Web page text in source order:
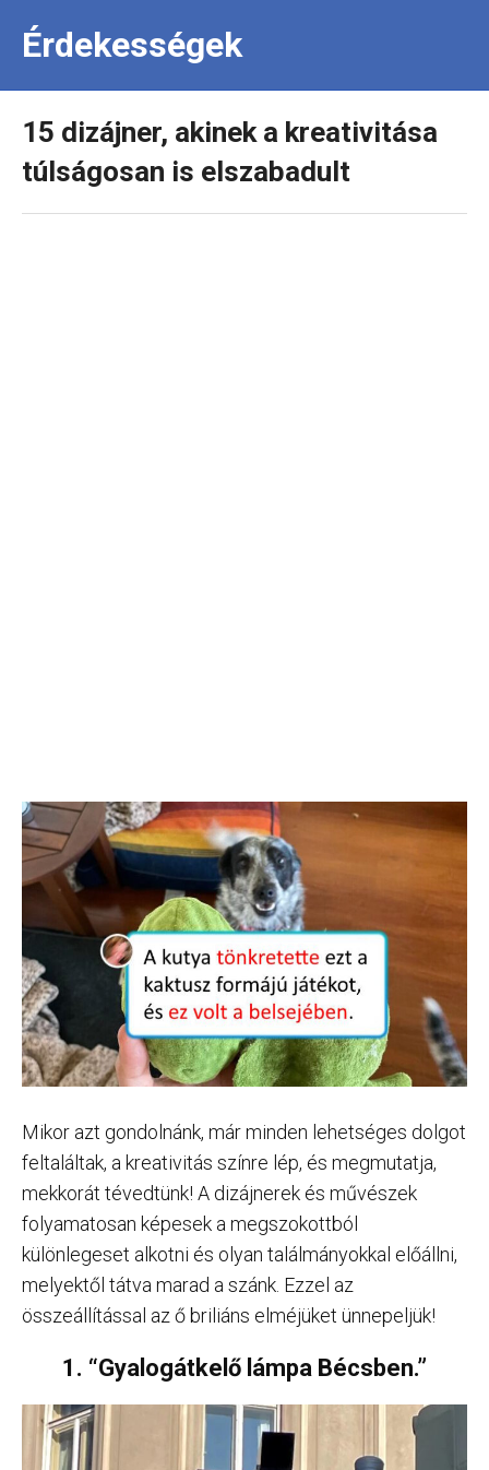
Érdekességek
15 dizájner, akinek a kreativitása
túlságosan is elszabadult
Mikor azt gondolnánk, már minden lehetséges dolgot
feltaláltak, a kreativitás színre lép, és megmutatja,
mekkorát tévedtünk! A dizájnerek és művészek
folyamatosan képesek a megszokottból
különlegeset alkotni és olyan találmányokkal előállni,
melyektől tátva marad a szánk. Ezzel az
összeállítással az ő briliáns elméjüket ünnepeljük!
1. “Gyalogátkelő lámpa Bécsben.”